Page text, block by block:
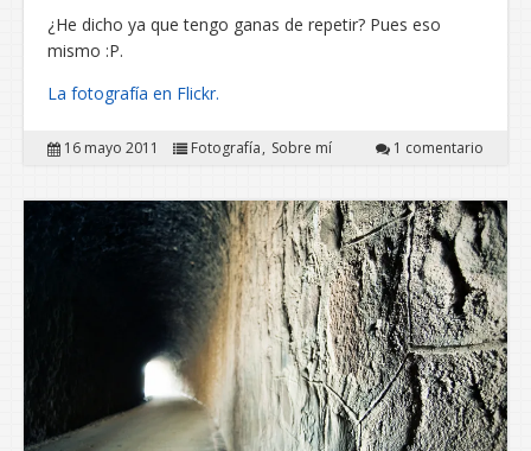
¿He dicho ya que tengo ganas de repetir? Pues eso
mismo :P.
La fotografía en Flickr.
16 mayo 2011 Fotografía Sobre mí 1 comentario